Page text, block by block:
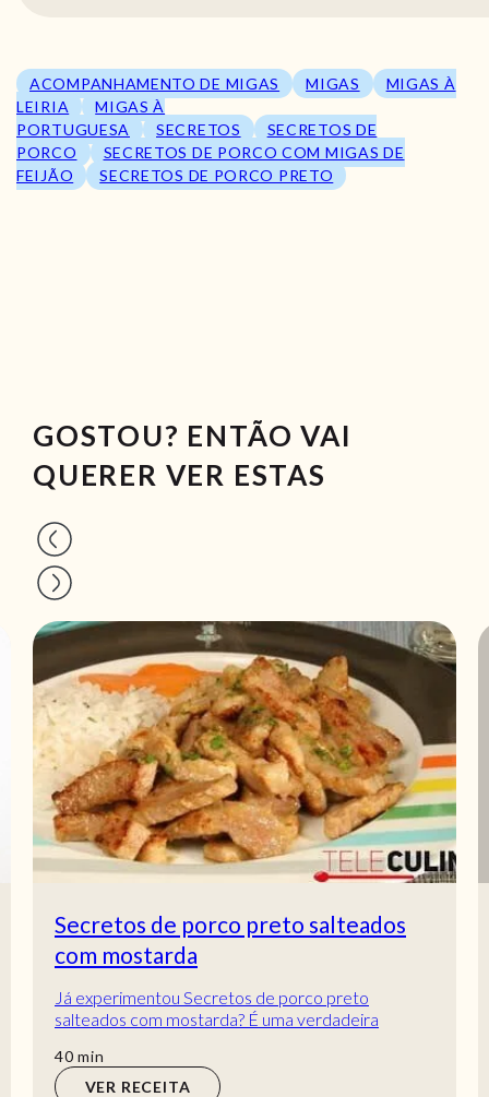
ACOMPANHAMENTO DE MIGAS MIGAS
MIGAS À
LEIRIA
MIGAS À
PORTUGUESA
SECRETOS
SECRETOS DE
PORCO
SECRETOS DE PORCO COM MIGAS DE
FEIJÃO
SECRETOS DE PORCO PRETO
GOSTOU? ENTÃO VAI
QUERER VER ESTAS
Secretos de porco preto salteados
com mostarda
Já experimentou Secretos de porco preto
salteados com mostarda? É uma verdadeira
se com esta...
40min
min
VER RECEITA